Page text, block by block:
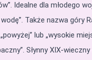
Idealne dla młodego
Także nazwa góry
lub „wysokie
Słynny XIX-